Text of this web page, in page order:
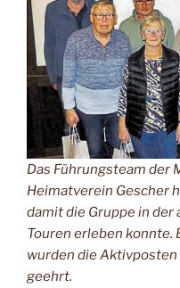
Das Führungsteam der
Heimatverein Gescher
damit die Gruppe in der
Touren erleben
wurden die
geehrt.